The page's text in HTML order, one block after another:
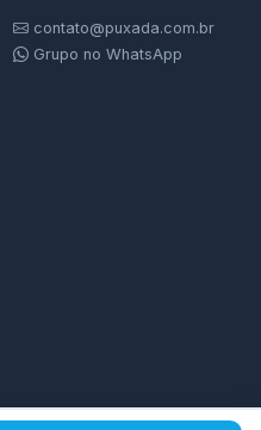
contato@puxada.com.br
Grupo no WhatsApp